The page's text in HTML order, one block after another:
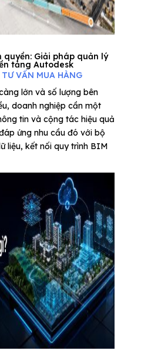
Giải pháp quản lý
tảng Autodesk
TƯ VẤN MUA HÀNG
lớn và số lượng bên
doanh nghiệp cần một
tin và cộng tác hiệu quả
ứng nhu cầu đó với bộ
liệu, kết nối quy trình BIM